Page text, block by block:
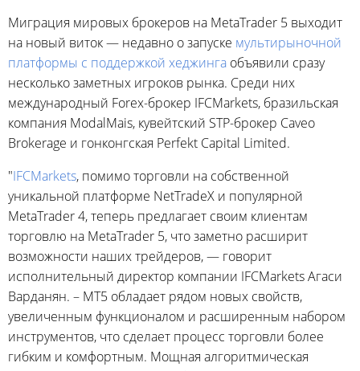
Миграция мировых брокеров на MetaTrader 5 выходит
на новый виток — недавно о запуске мультирыночной
платформы с поддержкой хеджинга объявили сразу
несколько заметных игроков рынка. Среди них
международный Forex-брокер IFCMarkets, бразильская
компания ModalMais, кувейтский STP-брокер Caveo
Brokerage и гонконгская Perfekt Capital Limited.
"IFCMarkets, помимо торговли на собственной
уникальной платформе NetTradeX и популярной
MetaTrader 4, теперь предлагает своим клиентам
торговлю на MetaTrader 5, что заметно расширит
возможности наших трейдеров, — говорит
исполнительный директор компании IFCMarkets Агаси
Варданян. – MT5 обладает рядом новых свойств,
увеличенным функционалом и расширенным набором
инструментов, что сделает процесс торговли более
гибким и комфортным. Мощная алгоритмическая